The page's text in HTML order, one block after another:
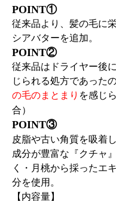
POINT①
従来品より、髪の毛に
シアバターを追加。
POINT②
従来品はドライヤー後
じられる処方であった
の毛のまとまり を感じ
合）
POINT③
皮脂や古い角質を吸着
成分が豊富な『クチャ
く・月桃から採ったエ
分を使用。
【内容量】